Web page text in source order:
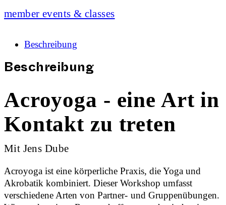
member events & classes
Beschreibung
Beschreibung
Acroyoga - eine Art in
Kontakt zu treten
Mit Jens Dube
Acroyoga ist eine körperliche Praxis, die Yoga und
Akrobatik kombiniert. Dieser Workshop umfasst
verschiedene Arten von Partner- und Gruppenübungen.